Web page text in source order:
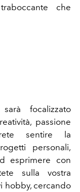
che
sarà focalizzato
passione
sentire la
personali,
esprimere con
sulla vostra
hobby, cercando